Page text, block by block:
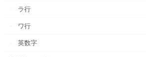
ラ行
ワ行
英数字